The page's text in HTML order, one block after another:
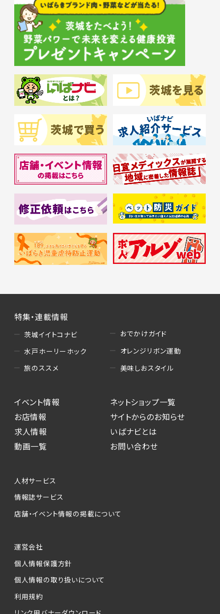
特集・連載情報
茨城イイトコナビ
水戸ホーリーホック
旅のススメ
おでかけガイド
オレンジリボン運動
美味しおスタイル
イベント情報
お店情報
求人情報
動画一覧
ネットショップ一覧
サイトからのお知らせ
いばナビとは
お問い合わせ
人材サービス
情報誌サービス
店舗・イベント情報の掲載について
運営会社
個人情報保護方針
個人情報の取り扱いについて
利用規約